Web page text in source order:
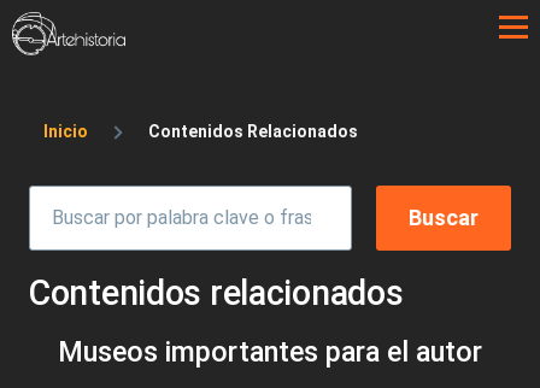
Pasar al contenido principal
Sobrescribir enlaces de ayuda a la
Inicio Contenidos Relacionados
Contenidos relacionados
Museos importantes para el autor